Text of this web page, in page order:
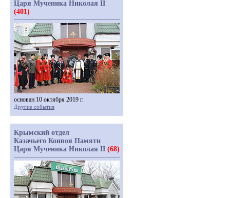
Царя Мученика Николая II
(401)
основан 10 октября 2019 г.
Другие события
Крымский отдел
Казачьего Конвоя Памяти
Царя Мученика Николая II (68)